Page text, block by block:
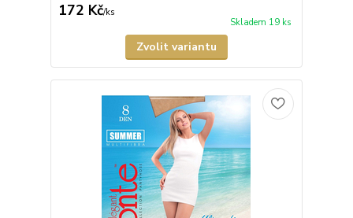
172 Kč/ks
Skladem 19 ks
Zvolit variantu